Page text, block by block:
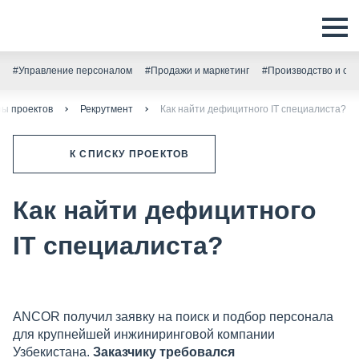
#Управление персоналом #Продажи и маркетинг #Производство и
проектов Рекрутмент Как найти дефицитного IT специалиста?
К СПИСКУ ПРОЕКТОВ
Как найти дефицитного
IT специалиста?
ANCOR получил заявку на поиск и подбор персонала
для крупнейшей инжиниринговой компании
Узбекистана. Заказчику требовался